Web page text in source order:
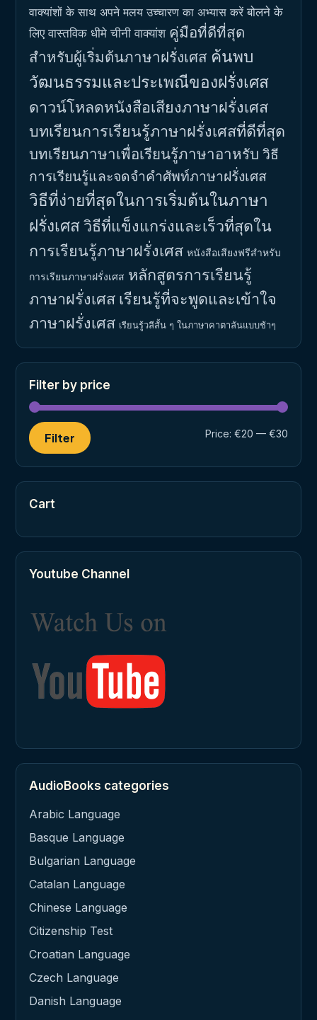
वाक्यांशों के साथ अपने मलय उच्चारण का अभ्यास करें बोलने के
लिए वास्तविक धीमे चीनी वाक्यांश คู่มือที่ดีที่สุด
สำหรับผู้เริ่มต้นภาษาฝรั่งเศส ค้นพบ
วัฒนธรรมและประเพณีของฝรั่งเศส
ดาวน์โหลดหนังสือเสียงภาษาฝรั่งเศส
บทเรียนการเรียนรู้ภาษาฝรั่งเศสที่ดีที่สุด
บทเรียนภาษาเพื่อเรียนรู้ภาษาอาหรับ วิธี
การเรียนรู้และจดจำคำศัพท์ภาษาฝรั่งเศส
วิธีที่ง่ายที่สุดในการเริ่มต้นในภาษา
ฝรั่งเศสวิธีที่แข็งแกร่งและเร็วที่สุดใน
การเรียนรู้ภาษาฝรั่งเศส หนังสือเสียงฟรีสำหรับ
การเรียนภาษาฝรั่งเศส หลักสูตรการเรียนรู้
ภาษาฝรั่งเศส เรียนรู้ที่จะพูดและเข้าใจ
ภาษาฝรั่งเศส เรียนรู้วลีสั้น ๆ ในภาษาคาตาลันแบบช้าๆ
Filter by price
Filter Price: €20 — €30
Cart
Youtube Channel
AudioBooks categories
Arabic Language
Basque Language
Bulgarian Language
Catalan Language
Chinese Language
Citizenship Test
Croatian Language
Czech Language
Danish Language